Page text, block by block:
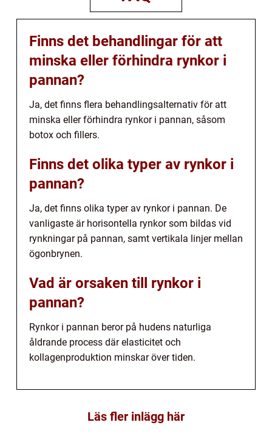
Finns det behandlingar för att
minska eller förhindra rynkor i
pannan?
Ja, det finns flera behandlingsalternativ för att
minska eller förhindra rynkor i pannan, såsom
botox och fillers.
Finns det olika typer av rynkor i
pannan?
Ja, det finns olika typer av rynkor i pannan. De
vanligaste är horisontella rynkor som bildas vid
rynkningar på pannan, samt vertikala linjer mellan
ögonbrynen.
Vad är orsaken till rynkor i
pannan?
Rynkor i pannan beror på hudens naturliga
åldrande process där elasticitet och
kollagenproduktion minskar över tiden.
Läs fler inlägg här